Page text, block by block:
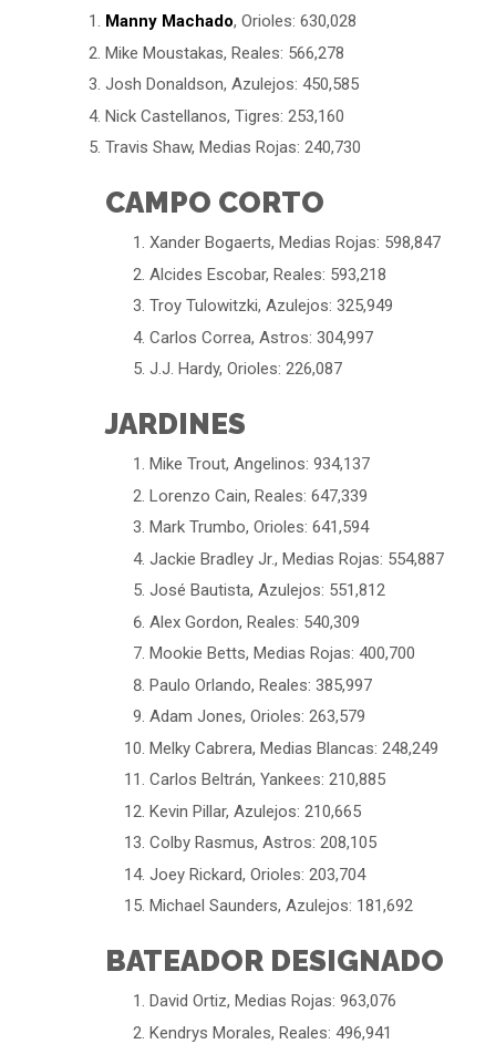
Manny Machado, Orioles: 630,028
Mike Moustakas, Reales: 566,278
Josh Donaldson, Azulejos: 450,585
Nick Castellanos, Tigres: 253,160
Travis Shaw, Medias Rojas: 240,730
CAMPO CORTO
Xander Bogaerts, Medias Rojas: 598,847
Alcides Escobar, Reales: 593,218
Troy Tulowitzki, Azulejos: 325,949
Carlos Correa, Astros: 304,997
J.J. Hardy, Orioles: 226,087
JARDINES
Mike Trout, Angelinos: 934,137
Lorenzo Cain, Reales: 647,339
Mark Trumbo, Orioles: 641,594
Jackie Bradley Jr., Medias Rojas: 554,887
José Bautista, Azulejos: 551,812
Alex Gordon, Reales: 540,309
Mookie Betts, Medias Rojas: 400,700
Paulo Orlando, Reales: 385,997
Adam Jones, Orioles: 263,579
Melky Cabrera, Medias Blancas: 248,249
Carlos Beltrán, Yankees: 210,885
Kevin Pillar, Azulejos: 210,665
Colby Rasmus, Astros: 208,105
Joey Rickard, Orioles: 203,704
Michael Saunders, Azulejos: 181,692
BATEADOR DESIGNADO
David Ortiz, Medias Rojas: 963,076
Kendrys Morales, Reales: 496,941